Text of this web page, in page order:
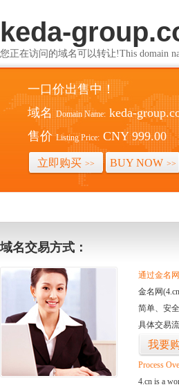
keda-
您正在访问的域名可以转让!This domain
一口价出售中！
域名 Domain Name: keda-
售价 Listing Price: CNY 999.00
立即购买 >> BUY NOW >>
域名交易方式：
通过金名
金名网
简单、安
具体交易
我要
Process
4.cn is a